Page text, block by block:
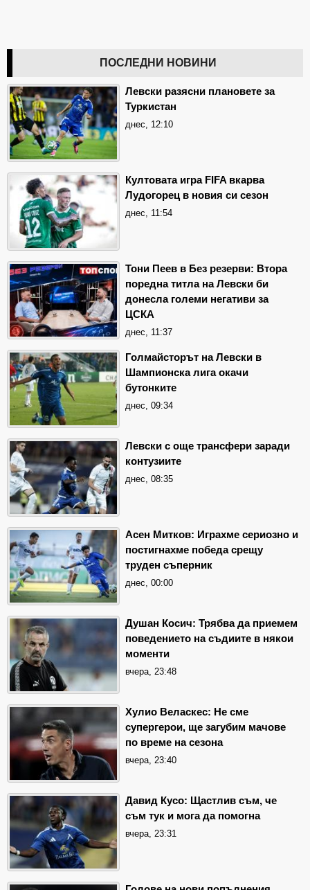
ПОСЛЕДНИ НОВИНИ
Левски разясни плановете за
Туркистан
днес, 12:10
Култовата игра FIFA вкарва
Лудогорец в новия си сезон
днес, 11:54
Тони Пеев в Без резерви: Втора
поредна титла на Левски би
донесла големи негативи за
ЦСКА
днес, 11:37
Голмайсторът на Левски в
Шампионска лига окачи
бутонките
днес, 09:34
Левски с още трансфери заради
контузиите
днес, 08:35
Асен Митков: Играхме сериозно и
постигнахме победа срещу
труден съперник
днес, 00:00
Душан Косич: Трябва да приемем
поведението на съдиите в някои
моменти
вчера, 23:48
Хулио Веласкес: Не сме
супергерои, ще загубим мачове
по време на сезона
вчера, 23:40
Давид Кусо: Щастлив съм, че
съм тук и мога да помогна
вчера, 23:31